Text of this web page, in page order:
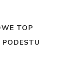
TOP